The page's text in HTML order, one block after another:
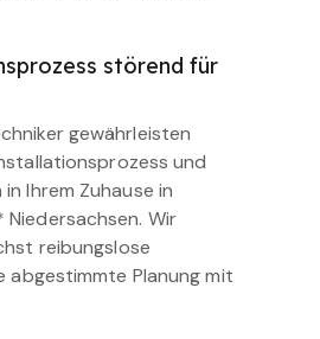
störend für
gewährleisten
und
Ihrem Zuhause in
Wir
reibungslose
abgestimmte Planung mit